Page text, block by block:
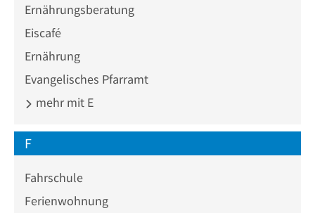
Ernährungsberatung
Eiscafé
Ernährung
Evangelisches Pfarramt
mehr mit E
F
Fahrschule
Ferienwohnung